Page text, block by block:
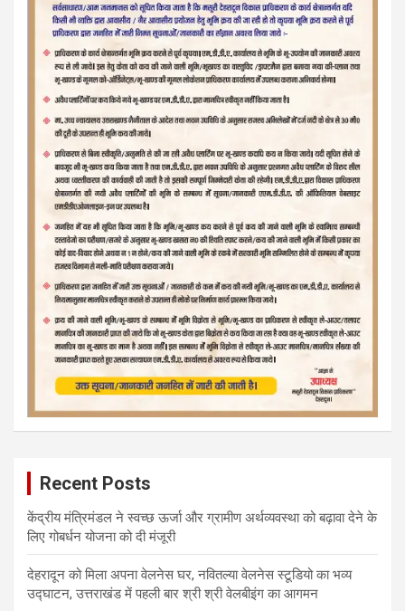
Recent Posts
केंद्रीय मंत्रिमंडल ने स्वच्छ ऊर्जा और ग्रामीण अर्थव्यवस्था को बढ़ावा देने के
लिए गोबर्धन योजना को दी मंजूरी
देहरादून को मिला अपना वेलनेस घर, नवितल्या वेलनेस स्टूडियो का भव्य
उद्घाटन, उत्तराखंड में पहली बार श्री श्री वेलबीइंग का आगमन